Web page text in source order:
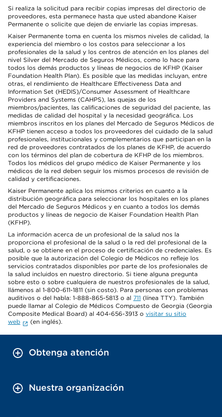
Si realiza la solicitud para recibir copias impresas del directorio de
proveedores, esta permanece hasta que usted abandone Kaiser
Permanente o solicite que dejen de enviarle las copias impresas.
Kaiser Permanente toma en cuenta los mismos niveles de calidad, la
experiencia del miembro o los costos para seleccionar a los
profesionales de la salud y los centros de atención en los planes del
nivel Silver del Mercado de Seguros Médicos, como lo hace para
todos los demás productos y líneas de negocios de KFHP (Kaiser
Foundation Health Plan). Es posible que las medidas incluyan, entre
otras, el rendimiento de Healthcare Effectiveness Data and
Information Set (HEDIS)/Consumer Assessment of Healthcare
Providers and Systems (CAHPS), las quejas de los
miembros/pacientes, las calificaciones de seguridad del paciente, las
medidas de calidad del hospital y la necesidad geográfica. Los
miembros inscritos en los planes del Mercado de Seguros Médicos de
KFHP tienen acceso a todos los proveedores del cuidado de la salud
profesionales, institucionales y complementarios que participan en la
red de proveedores contratados de los planes de KFHP, de acuerdo
con los términos del plan de cobertura de KFHP de los miembros.
Todos los médicos del grupo médico de Kaiser Permanente y los
médicos de la red deben seguir los mismos procesos de revisión de
calidad y certificaciones.
Kaiser Permanente aplica los mismos criterios en cuanto a la
distribución geográfica para seleccionar los hospitales en los planes
del Mercado de Seguros Médicos y en cuanto a todos los demás
productos y líneas de negocio de Kaiser Foundation Health Plan
(KFHP).
La información acerca de un profesional de la salud nos la
proporciona el profesional de la salud o la red del profesional de la
salud, o se obtiene en el proceso de certificación de credenciales. Es
posible que la autorización del Colegio de Médicos no refleje los
servicios contratados disponibles por parte de los profesionales de
la salud incluidos en nuestro directorio. Si tiene alguna pregunta
sobre esto o sobre cualquiera de nuestros profesionales de la salud,
llámenos al 1-800-611-1811 (sin costo). Para personas con problemas
auditivos o del habla: 1-888-865-5813 o al 711 (línea TTY). También
puede llamar al Colegio de Médicos Compuesto de Georgia (Georgia
Composite Medical Board) al 404-656-3913 o visitar su sitio
web
(en inglés).
Obtenga atención
Nuestra organización